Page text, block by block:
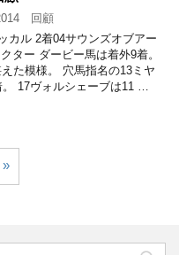
回顧
カル 2着04サウンズオブアー
ター ダービー馬は着外9着。
た模様。 穴馬指名の13ミヤ
17ヴォルシェーブは11 …
»